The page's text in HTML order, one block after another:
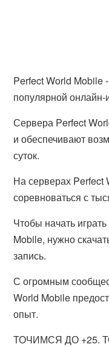
Perfect World Mobile
популярной
Сервера Perfect
и обеспечивают
суток.
На серверах
соревноваться с
Чтобы начать
Mobile, нужно
запись.
С огромным
World Mobile
опыт.
ТОЧИМСЯ ДО +25.